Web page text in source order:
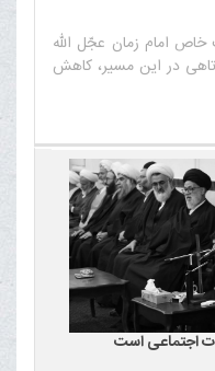
امام زمان عجّل الله
در این مسیر، کاهش
اجتماعی است